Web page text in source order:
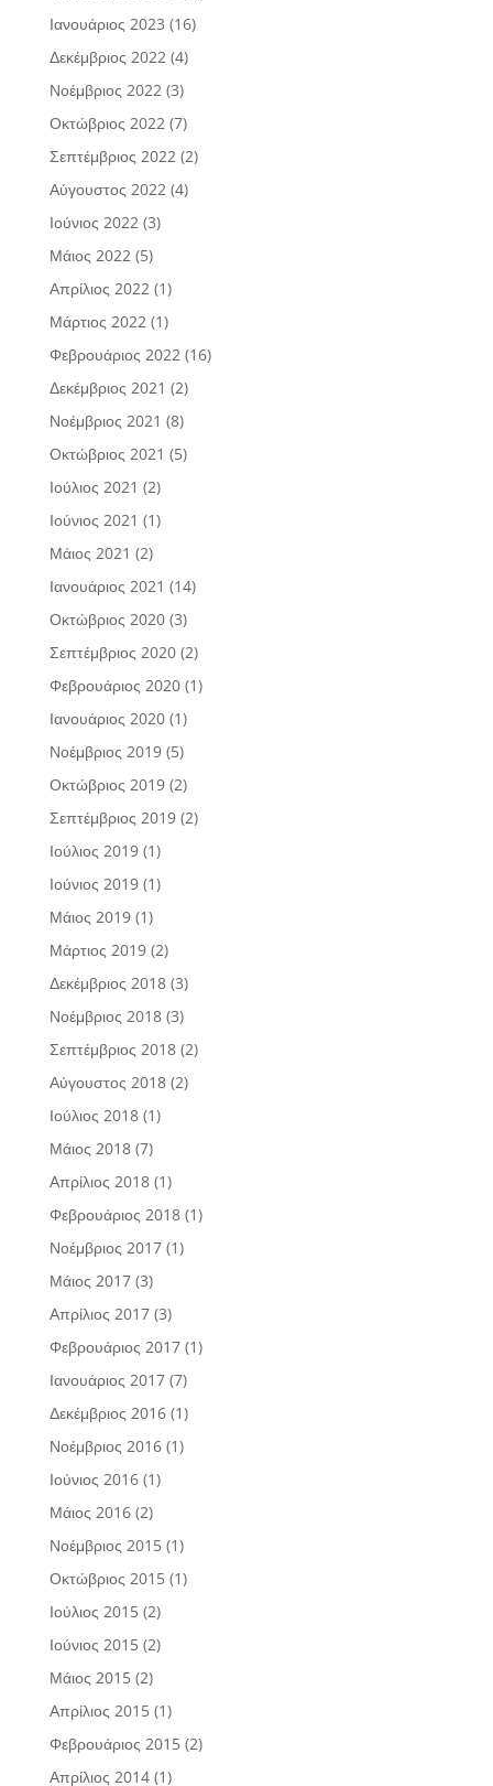
Ιανουάριος 2023 (16)
Δεκέμβριος 2022(4)
Νοέμβριος 2022(3)
Οκτώβριος 2022(7)
Σεπτέμβριος 2022(2)
Αύγουστος 2022(4)
Ιούνιος 2022(3)
Μάιος 2022(5)
Απρίλιος 2022(1)
Μάρτιος 2022(1)
Φεβρουάριος 2022(16)
Δεκέμβριος 2021 (2)
Νοέμβριος 2021 (8)
Οκτώβριος 2021 (5)
Ιούλιος 2021 (2)
Ιούνιος 2021 (1)
Μάιος 2021 (2)
Ιανουάριος 2021 (14)
Οκτώβριος 2020(3)
Σεπτέμβριος 2020(2)
Φεβρουάριος 2020(1)
Ιανουάριος 2020(1)
Νοέμβριος 2019(5)
Οκτώβριος 2019(2)
Σεπτέμβριος 2019(2)
Ιούλιος 2019(1)
Ιούνιος 2019(1)
Μάιος 2019(1)
Μάρτιος 2019(2)
Δεκέμβριος 2018(3)
Νοέμβριος 2018(3)
Σεπτέμβριος 2018(2)
Αύγουστος 2018(2)
Ιούλιος 2018(1)
Μάιος 2018(7)
Απρίλιος 2018(1)
Φεβρουάριος 2018(1)
Νοέμβριος 2017(1)
Μάιος 2017(3)
Απρίλιος 2017(3)
Φεβρουάριος 2017(1)
Ιανουάριος 2017(7)
Δεκέμβριος 2016(1)
Νοέμβριος 2016(1)
Ιούνιος 2016(1)
Μάιος 2016(2)
Νοέμβριος 2015(1)
Οκτώβριος 2015(1)
Ιούλιος 2015(2)
Ιούνιος 2015(2)
Μάιος 2015(2)
Απρίλιος 2015(1)
Φεβρουάριος 2015(2)
Απρίλιος 2014(1)